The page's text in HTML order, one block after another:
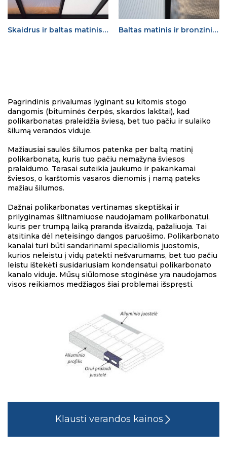
Skaidrus ir baltas matinis polikarbonatai Baltas matinis ir bronzinis polikarbonatai
Pagrindinis privalumas lyginant su kitomis stogo
dangomis (bituminės čerpės, skardos lakštai), kad
polikarbonatas praleidžia šviesą, bet tuo pačiu ir sulaiko
šilumą verandos viduje.
Mažiausiai saulės šilumos patenka per baltą matinį
polikarbonatą, kuris tuo pačiu nemažyna šviesos
pralaidumo. Terasai suteikia jaukumo ir pakankamai
šviesos, o karštomis vasaros dienomis į namą pateks
mažiau šilumos.
Dažnai polikarbonatas vertinamas skeptiškai ir
prilyginamas šiltnamiuose naudojamam polikarbonatui,
kuris per trumpą laiką praranda išvaizdą, pažaliuoja. Tai
atsitinka dėl neteisingo dangos paruošimo. Polikarbonato
kanalai turi būti sandarinami specialiomis juostomis,
kurios neleistu į vidų patekti nešvarumams, bet tuo pačiu
leistu ištekėti susidariusiam kondensatui polikarbonato
kanalo viduje. Mūsų siūlomose stoginėse yra naudojamos
visos reikiamos medžiagos šiai problemai išspręsti.
Klausti verandos kainos